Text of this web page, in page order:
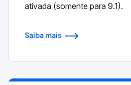
ativada (somente para 9.1).
Saiba mais